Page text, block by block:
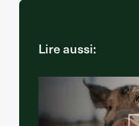
Lire aussi: